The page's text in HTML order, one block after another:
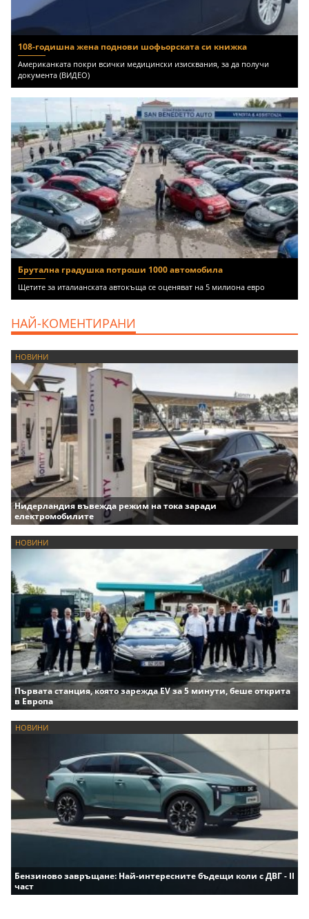
108-годишна жена поднови шофьорската си книжка
Американката покри всички медицински изисквания, за да получи
документа (ВИДЕО)
Брутална градушка потроши 1000 автомобила
Щетите за италианската автокъща се оценяват на 5 милиона евро
НАЙ-КОМЕНТИРАНИ
НОВИНИ
Нидерландия въвежда режим на тока заради
електромобилите
НОВИНИ
Първата станция, която зарежда EV за 5 минути, беше открита
в Европа
НОВИНИ
Бензиново завръщане: Най-интересните бъдещи коли с ДВГ - II
част